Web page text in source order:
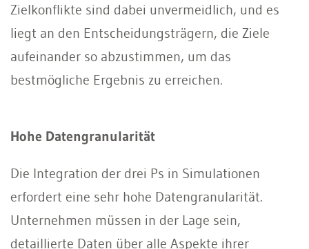
Zielkonflikte sind dabei unvermeidlich, und es
liegt an den Entscheidungsträgern, die Ziele
aufeinander so abzustimmen, um das
bestmögliche Ergebnis zu erreichen.
Hohe Datengranularität
Die Integration der drei Ps in Simulationen
erfordert eine sehr hohe Datengranularität.
Unternehmen müssen in der Lage sein,
detaillierte Daten über alle Aspekte ihrer